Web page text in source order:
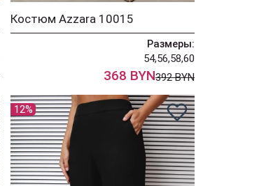
Костюм Azzara 10015
Размеры:
54,56,58,60
368 BYN392 BYN
12%